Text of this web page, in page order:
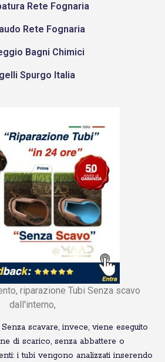
Rete Fognaria
Rete Fognaria
Bagni Chimici
Spurgo Italia
riparazione Tubi Senza scavo
dall'interno,
scavare, invece, viene eseguito
di scarico, senza abbattere o
i tubi vengono analizzati inserendo